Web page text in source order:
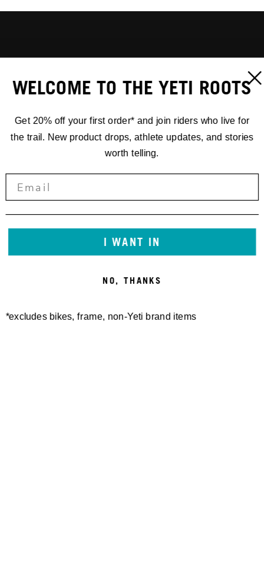
WELCOME TO THE YETI ROOTS
Get 20% off your first order* and join riders who live for
the trail. New product drops, athlete updates, and stories
worth telling.
I WANT IN
NO, THANKS
*excludes bikes, frame, non-Yeti brand items